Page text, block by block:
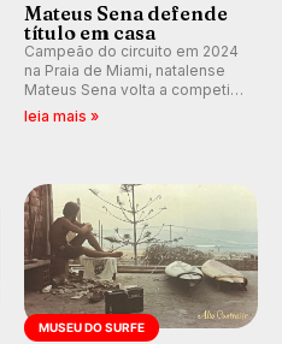
Mateus Sena defende
título em casa
Campeão do circuito em 2024
na Praia de Miami, natalense
Mateus Sena volta a competir
em casa em busca de manter a
leia mais »
MUSEU DO SURFE